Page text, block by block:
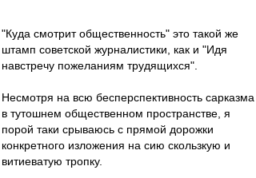
"Куда смотрит общественность" это такой же
штамп советской журналистики, как и "Идя
навстречу пожеланиям трудящихся".
Несмотря на всю бесперспективность сарказма
в тутошнем общественном пространстве, я
порой таки срываюсь с прямой дорожки
конкретного изложения на сию скользкую и
витиеватую тропку.